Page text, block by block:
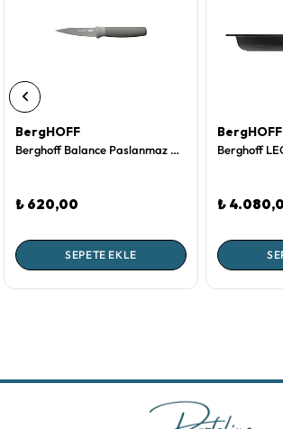
BergHOFF
Berghoff Balance Paslanmaz Çelik Soyma Bıçağı 8,5 cm
₺ 620,00
SEPETE EKLE
BergHOFF
₺